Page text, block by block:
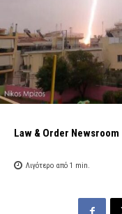
Law & Order Newsroom
Λιγότερο από 1 min.